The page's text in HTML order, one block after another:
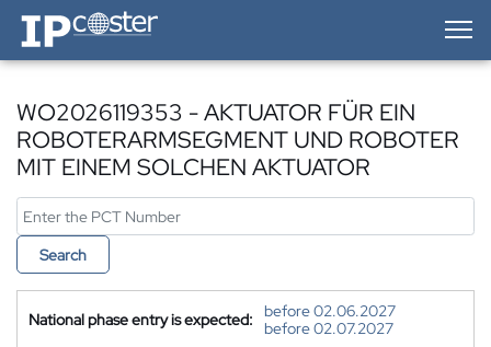
IP-Coster — Home
WO2026119353 - AKTUATOR FÜR EIN
ROBOTERARMSEGMENT UND ROBOTER
MIT EINEM SOLCHEN AKTUATOR
Search
National phase entry is expected:
before 02.06.2027
before 02.07.2027